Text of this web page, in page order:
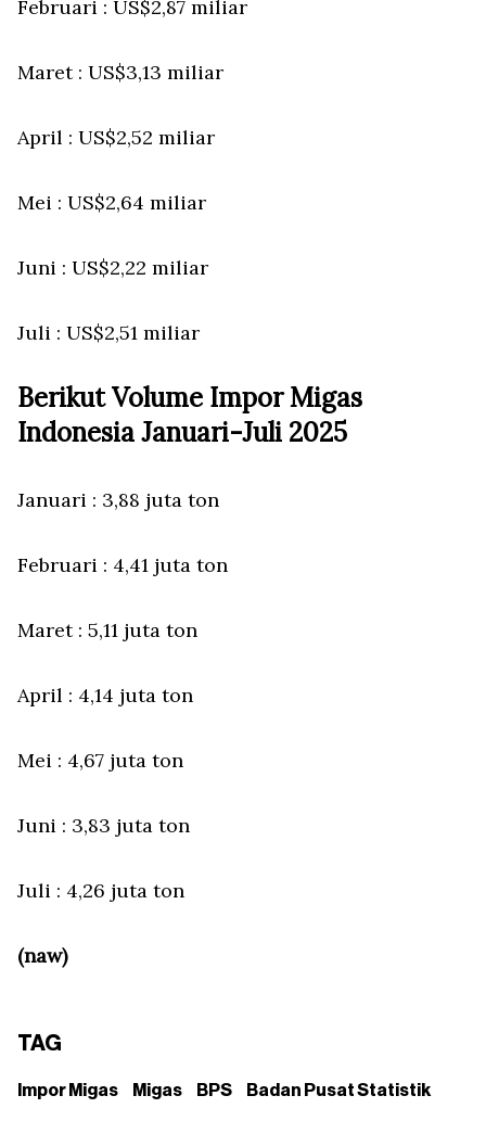
Februari : US$2,87 miliar
Maret : US$3,13 miliar
April : US$2,52 miliar
Mei : US$2,64 miliar
Juni : US$2,22 miliar
Juli : US$2,51 miliar
Berikut Volume Impor Migas
Indonesia Januari-Juli 2025
Januari : 3,88 juta ton
Februari : 4,41 juta ton
Maret : 5,11 juta ton
April : 4,14 juta ton
Mei : 4,67 juta ton
Juni : 3,83 juta ton
Juli : 4,26 juta ton
(naw)
TAG
Impor Migas Migas BPS Badan Pusat Statistik